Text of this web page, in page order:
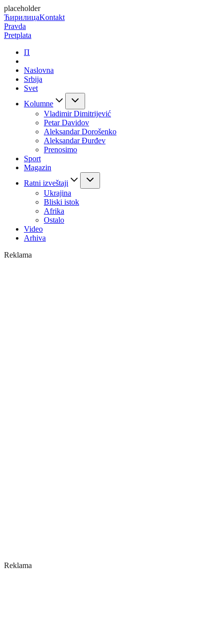
placeholder
ЋирилицаKontakt
Pravda
Pretplata
П
Naslovna
Srbija
Svet
Kolumne
Vladimir Dimitrijević
Petar Davidov
Aleksandar Dorošenko
Aleksandar Đurđev
Prenosimo
Sport
Magazin
Ratni izveštaji
Ukrajina
Bliski istok
Afrika
Ostalo
Video
Arhiva
Reklama
Reklama